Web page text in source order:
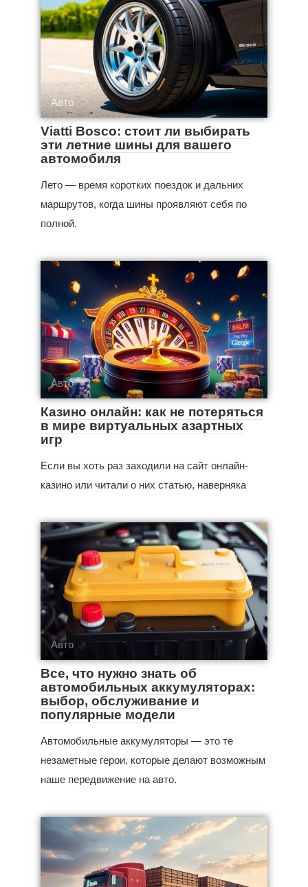
Авто
Viatti Bosco: стоит ли выбирать
эти летние шины для вашего
автомобиля
Лето — время коротких поездок и дальних
маршрутов, когда шины проявляют себя по
полной.
Авто
Казино онлайн: как не потеряться
в мире виртуальных азартных
игр
Если вы хоть раз заходили на сайт онлайн-
казино или читали о них статью, наверняка
Авто
Все, что нужно знать об
автомобильных аккумуляторах:
выбор, обслуживание и
популярные модели
Автомобильные аккумуляторы — это те
незаметные герои, которые делают возможным
наше передвижение на авто.